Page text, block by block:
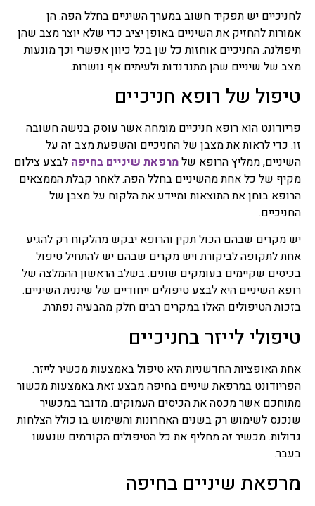
מיוחסות למזון, חומרים
למריחה וסוגי טיפולים שונים,
ישנן תרופות סבתא שעובדות
ואפילו נבדקו מחקרית וישנן
תרופות סבתא שעובדות פחות
מסוכנות.
צמחי מרפא
צמחי מרפא זה שם כולל לכל
הצמחים או חלק מצמח העלים,
זרעים, שורשים, פרחים,
קליפות, המשמשים כתרופות
צמחיות, פורמולות צמחי
תמציות, טבליות, כמוסות,
פרחי באך
כל השיטות של טיפול
בתמציות פרחים או טיפות
שלכל מחלה קיים המקור
פחות מהרובד הרפואי, טיפול
בפרחי באך או יותר נכון, לרוב
באך ולפעמים ניתן גם לומר
טיפות פרחי באך. השימוש
בפרחי באך תמציות נועד
וחרדות, בעיות פוסט
טראומטיות ועוד בעיות רגשיות
לחניכיים יש תפקיד חשוב במערך השיניים בחלל הפה. הן
אמורות להחזיק את השיניים באופן יציב כדי שלא יוצר מצב שהן
תיפולנה. החניכיים אוחזות כל שן בכל כיוון אפשרי וכך מונעות
מצב של שיניים שהן מתנדנדות ולעיתים אף נושרות.
טיפול של רופא חניכיים
פריודונט הוא רופא חניכיים מומחה אשר עוסק בנישה חשובה
זו. כדי לראות את מצבן של החניכיים והשפעת מצב זה על
השיניים, ממליץ הרופא שלמרפאת שיניים בחיפה לבצע צילום
מקיף של כל אחת מהשיניים בחלל הפה. לאחר קבלת הממצאים
הרופא בוחן את התוצאות ומיידע את הלקוח על מצבן של
החניכיים.
יש מקרים שבהם הכול תקין והרופא יבקש מהלקוח רק להגיע
אחת לתקופה לביקורת ויש מקרים שבהם יש להתחיל טיפול
בכיסים שקיימים בעומקים שונים. בשלב הראשון ההמלצה של
רופא השיניים היא לבצע טיפולים ייחודיים של שיננית השיניים.
בזכות הטיפולים האלו במקרים רבים חלק מהבעיה נפתרת.
טיפולי לייזר בחניכיים
אחת האופציות החדשניות היא טיפול באמצעות מכשיר לייזר.
הפריודונט במרפאת שיניים בחיפה מבצע זאת באמצעות מכשור
מתוחכם אשר מכסה את הכיסים העמוקים. מדובר במכשיר
שנכנס לשימוש רק בשנים האחרונות והשימוש בו כולל הצלחות
גדולות. מכשיר זה מחליף את כל הטיפולים הקודמים שנעשו
בעבר.
מרפאת שיניים בחיפה